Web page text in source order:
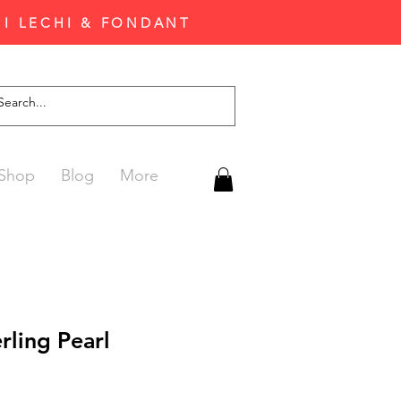
LECHI & FONDANT
Blog More
Pearl